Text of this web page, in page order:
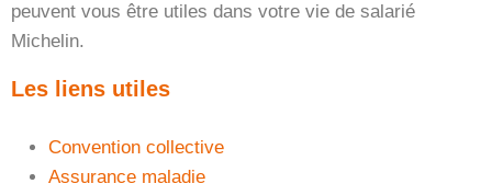
peuvent vous être utiles dans votre vie de salarié
Michelin.
Les liens utiles
Convention collective
Assurance maladie